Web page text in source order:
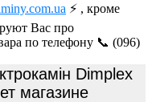
⚡ , кроме
Вас про
по телефону 📞 (096)
Dimplex
магазине